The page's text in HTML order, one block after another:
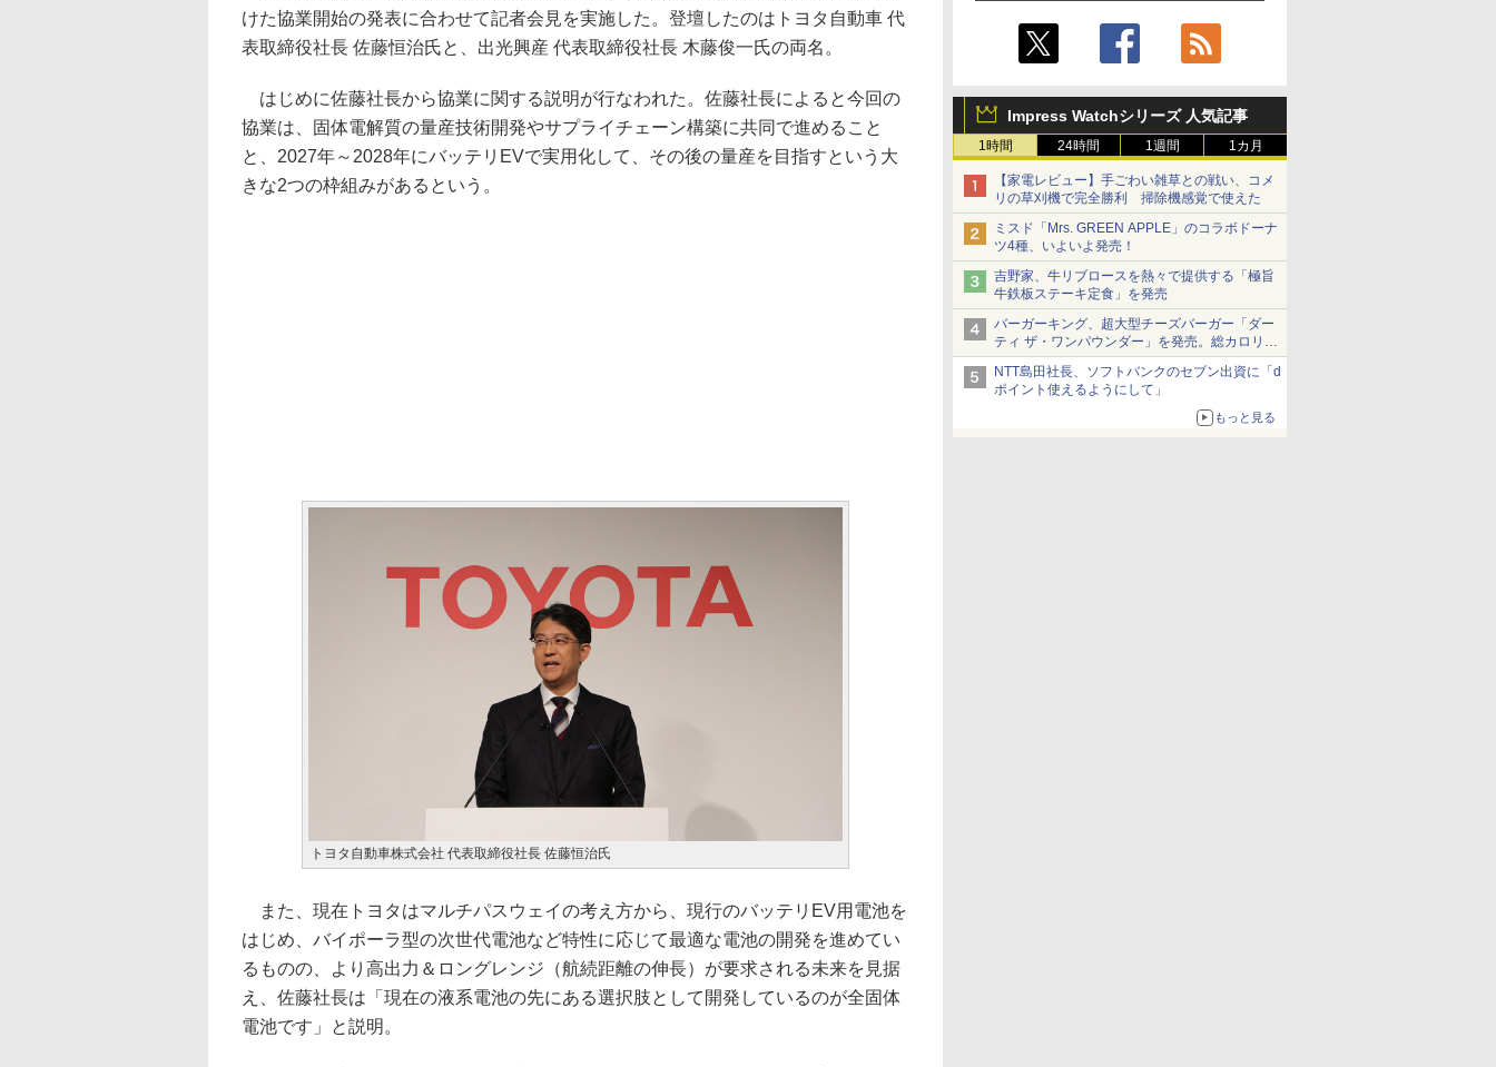
Impress Watchシリーズ 人気記事
1時間 24時間 1週間 1カ月
【家電レビュー】手ごわい雑草との戦い、コメ
リの草刈機で完全勝利 掃除機感覚で使えた
ミスド「Mrs. GREEN APPLE」のコラボドーナ
ツ4種、いよいよ発売！
吉野家、牛リブロースを熱々で提供する「極旨
牛鉄板ステーキ定食」を発売
バーガーキング、超大型チーズバーガー「ダー
ティ ザ・ワンパウンダー」を発売。総カロリー
約1656kcal、総重量約527g！
NTT島田社長、ソフトバンクのセブン出資に「d
ポイント使えるようにして」
もっと見る
けた協業開始の発表に合わせて記者会見を実施した。登壇したのはトヨタ自動車 代
表取締役社長 佐藤恒治氏と、出光興産 代表取締役社長 木藤俊一氏の両名。
はじめに佐藤社長から協業に関する説明が行なわれた。佐藤社長によると今回の
協業は、固体電解質の量産技術開発やサプライチェーン構築に共同で進めること
と、2027年～2028年にバッテリEVで実用化して、その後の量産を目指すという大
きな2つの枠組みがあるという。
トヨタ自動車株式会社 代表取締役社長 佐藤恒治氏
また、現在トヨタはマルチパスウェイの考え方から、現行のバッテリEV用電池を
はじめ、バイポーラ型の次世代電池など特性に応じて最適な電池の開発を進めてい
るものの、より高出力＆ロングレンジ（航続距離の伸長）が要求される未来を見据
え、佐藤社長は「現在の液系電池の先にある選択肢として開発しているのが全固体
電池です」と説明。